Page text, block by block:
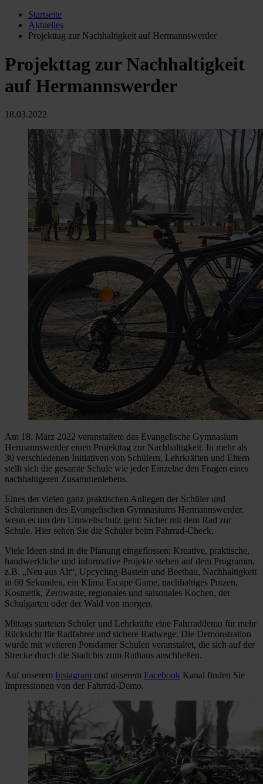
Startseite
Aktuelles
Projekttag zur Nachhaltigkeit auf Hermannswerder
Projekttag zur Nachhaltigkeit
auf Hermannswerder
18.03.2022
Am 18. März 2022 veranstaltete das Evangelische Gymnasium
Hermannswerder einen Projekttag zur Nachhaltigkeit. In mehr als
30 verschiedenen Initiativen von Schülern, Lehrkräften und Eltern
stellt sich die gesamte Schule wie jeder Einzelne den Fragen eines
nachhaltigeren Zusammenlebens.
Eines der vielen ganz praktischen Anliegen der Schüler und
Schülerinnen des Evangelischen Gymnasiums Hermannswerder,
wenn es um den Umweltschutz geht: Sicher mit dem Rad zur
Schule. Hier sehen Sie die Schüler beim Fahrrad-Check.
Viele Ideen sind in die Planung eingeflossen: Kreative, praktische,
handwerkliche und informative Projekte stehen auf dem Programm,
z.B. „Neu aus Alt“, Upcycling-Basteln und Beetbau, Nachhaltigkeit
in 60 Sekunden, ein Klima Escape Game, nachhaltiges Putzen,
Kosmetik, Zerowaste, regionales und saisonales Kochen, der
Schulgarten oder der Wald von morgen.
Mittags starteten Schüler und Lehrkräfte eine Fahrraddemo für mehr
Rücksicht für Radfahrer und sichere Radwege. Die Demonstration
wurde mit weiteren Potsdamer Schulen veranstaltet, die sich auf der
Strecke durch die Stadt bis zum Rathaus anschließen.
Auf unserem Instagram und unserem Facebook Kanal finden Sie
Impressionen von der Fahrrad-Demo.